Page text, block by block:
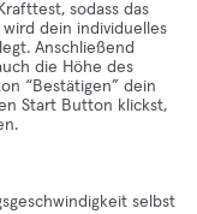
sodass das
dein individuelles
Anschließend
die Höhe des
“Bestätigen” dein
Start Button klickst,
selbst